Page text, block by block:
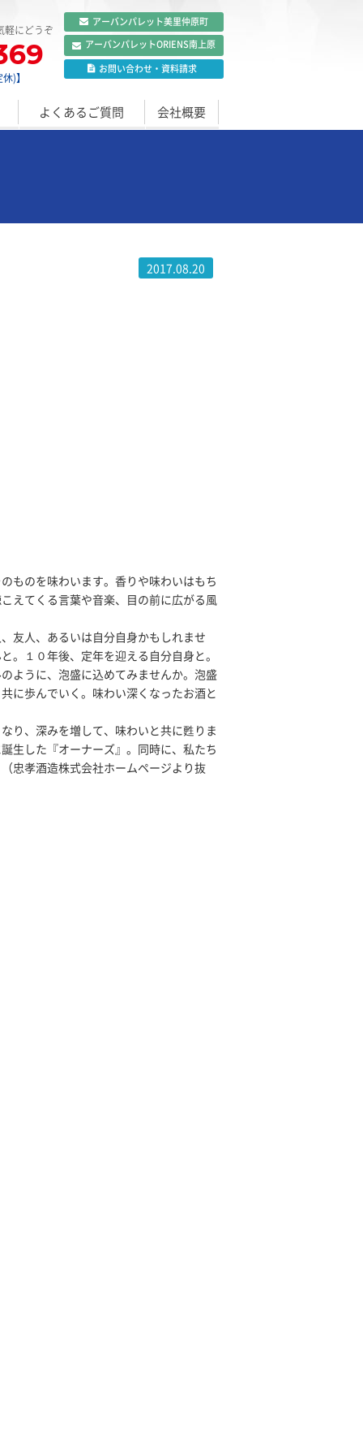
軽にどうぞ
)】
アーバンパレット美里仲原町
アーバンパレットORIENS南上原
お問い合わせ ・ 資料請求
よくあるご質問 会社概要
2017.08.20
ものを味わいます。香りや味わいはもち
えてくる言葉や音楽、目の前に広がる風
友人、あるいは自分自身かもしれませ
。１０年後、定年を迎える自分自身と。
ように、泡盛に込めてみませんか。泡盛
に歩んでいく。味わい深くなったお酒と
り、深みを増して、味わいと共に甦りま
生した『オーナーズ』。同時に、私たち
忠孝酒造株式会社ホームページより抜